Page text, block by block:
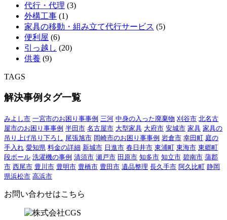
代行・代理 (3)
外構工事 (1)
家具の移動・組み立て代行サービス (5)
便利屋 (6)
引っ越し (20)
供養 (9)
TAGS
解決事例タグ一覧
みよし市 一宮市のお困り事事例 三河 中身の入った廃棄物 刈谷市 北名古
屋市のお困り事事例 半田市 名古屋市 大型家具 大府市 安城市 家具 家具の
吊り上げ吊り下ろし 尾張旭市 岡崎市のお困り事事例 岩倉市 幸田町 庭の
手入れ 愛知県 料金の詳細 新城市 日進市 春日井市 東浦町 東海市 東郷町
段ボール 洗濯機の事例 清須市 瀬戸市 田原市 知多市 知立市 碧南市 蒲郡
市 西尾市 豊川市 豊明市 豊橋市 豊田市 遺品整理 長久手市 阿久比町 静岡
県浜松市 高浜市
お問い合わせはこちら